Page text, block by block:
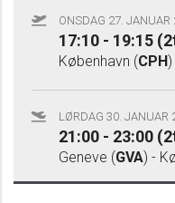
ONSDAG 27. JANUAR
17:10 - 19:15
København (CPH
LØRDAG 30. JANUAR
21:00 - 23:00
Geneve (GVA) -